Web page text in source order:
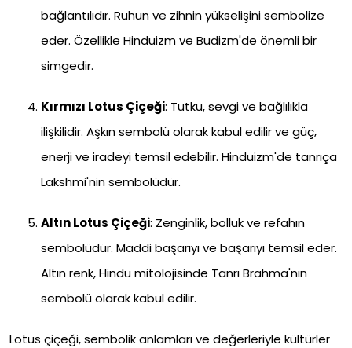
bağlantılıdır. Ruhun ve zihnin yükselişini sembolize
eder. Özellikle Hinduizm ve Budizm'de önemli bir
simgedir.
Kırmızı Lotus Çiçeği: Tutku, sevgi ve bağlılıkla
ilişkilidir. Aşkın sembolü olarak kabul edilir ve güç,
enerji ve iradeyi temsil edebilir. Hinduizm'de tanrıça
Lakshmi'nin sembolüdür.
Altın Lotus Çiçeği: Zenginlik, bolluk ve refahın
sembolüdür. Maddi başarıyı ve başarıyı temsil eder.
Altın renk, Hindu mitolojisinde Tanrı Brahma'nın
sembolü olarak kabul edilir.
Lotus çiçeği, sembolik anlamları ve değerleriyle kültürler